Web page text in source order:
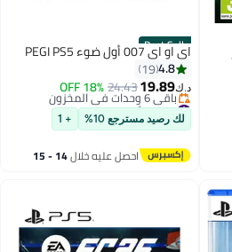
Best Seller
اي او اي 007 أول ضوء PEGI PS5
4.8
19
د.ك‏19.89
24.43
18% OFF
#4 في ألعاب الفيديو
أقل سعر في 30 يوم
باقي 6 وحدات في المخزون
#4 في ألعاب الفيديو
لك رصيد مسترجع 10% + 1
احصل عليه خلال 14 - 15